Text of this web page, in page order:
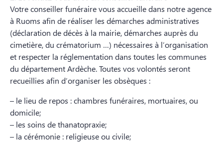
Votre conseiller funéraire vous accueille dans notre agence
à Ruoms afin de réaliser les démarches administratives
(déclaration de décès à la mairie, démarches auprès du
cimetière, du crématorium …) nécessaires à l’organisation
et respecter la réglementation dans toutes les communes
du département Ardèche. Toutes vos volontés seront
recueillies afin d’organiser les obsèques :
– le lieu de repos : chambres funéraires, mortuaires, ou
domicile;
– les soins de thanatopraxie;
– la cérémonie : religieuse ou civile;